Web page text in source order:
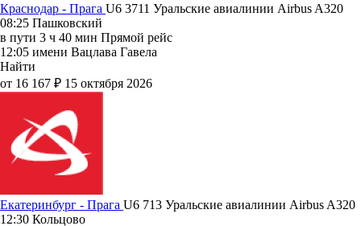
Краснодар - Прага U6 3711 Уральские авиалинии Airbus A320
08:25 Пашковский
в пути 3 ч 40 мин Прямой рейс
12:05 имени Вацлава Гавела
Найти
от 16 167 ₽ 15 октября 2026
Екатеринбург - Прага U6 713 Уральские авиалинии Airbus A320
12:30 Кольцово